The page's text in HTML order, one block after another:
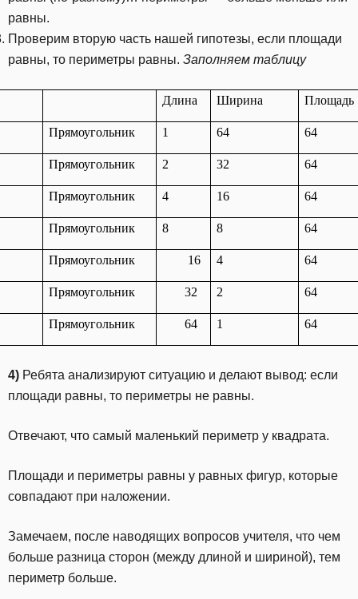
равны.
Проверим вторую часть нашей гипотезы, если площади
равны, то периметры равны. Заполняем таблицу
Длина Ширина Площадь
Прямоугольник 1 64 64
Прямоугольник 2 32 64
Прямоугольник 4 16 64
Прямоугольник 8 8 64
Прямоугольник 16 4 64
Прямоугольник 32 2 64
Прямоугольник 64 1 64
4) Ребята анализируют ситуацию и делают вывод: если
площади равны, то периметры не равны.
Отвечают, что самый маленький периметр у квадрата.
Площади и периметры равны у равных фигур, которые
совпадают при наложении.
Замечаем, после наводящих вопросов учителя, что чем
больше разница сторон (между длиной и шириной), тем
периметр больше.